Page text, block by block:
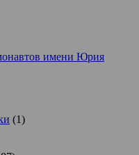
имени Юрия
(1)